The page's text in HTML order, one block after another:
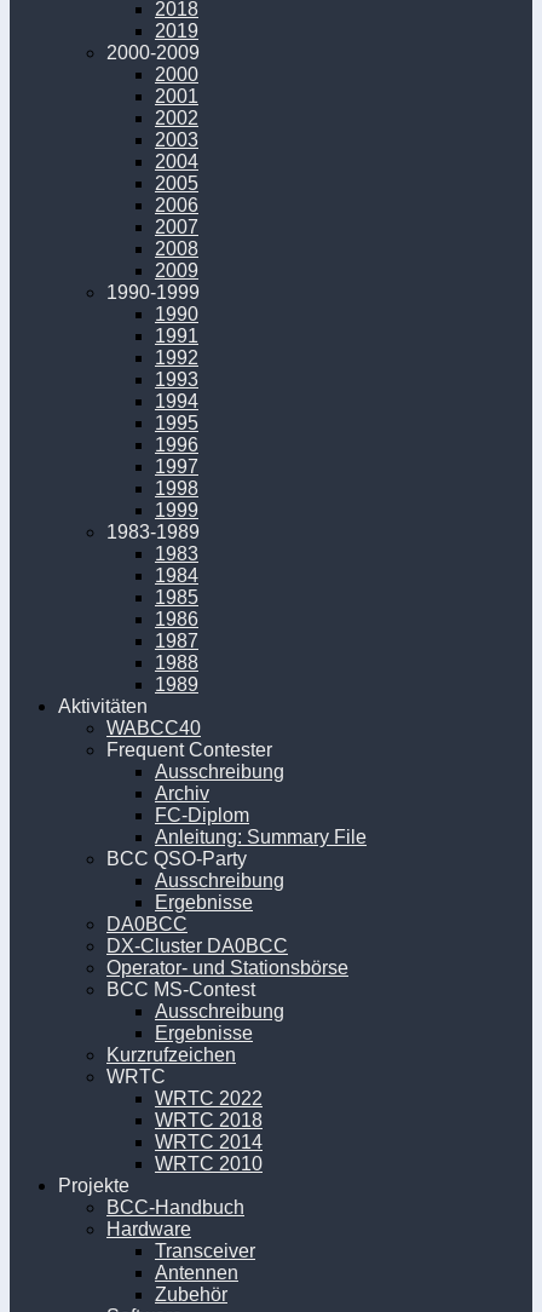
2018
2019
2000-2009
2000
2001
2002
2003
2004
2005
2006
2007
2008
2009
1990-1999
1990
1991
1992
1993
1994
1995
1996
1997
1998
1999
1983-1989
1983
1984
1985
1986
1987
1988
1989
Aktivitäten
WABCC40
Frequent Contester
Ausschreibung
Archiv
FC-Diplom
Anleitung: Summary File
BCC QSO-Party
Ausschreibung
Ergebnisse
DA0BCC
DX-Cluster DA0BCC
Operator- und Stationsbörse
BCC MS-Contest
Ausschreibung
Ergebnisse
Kurzrufzeichen
WRTC
WRTC 2022
WRTC 2018
WRTC 2014
WRTC 2010
Projekte
BCC-Handbuch
Hardware
Transceiver
Antennen
Zubehör